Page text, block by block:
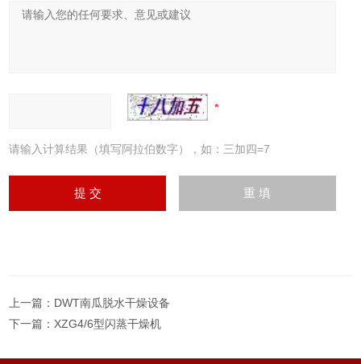
请输入计算结果（填写阿拉伯数字），如：三加四=7
上一篇： DWT南瓜脱水干燥设备
下一篇： XZG4/6型闪蒸干燥机